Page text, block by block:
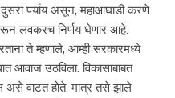
पर्याय असून, महाआघाडी करणे
करून लवकरच निर्णय घेणार आहे.
ते म्हणाले, आम्ही सरकारमध्ये
आवाज उठविला. विकासाबाबत
असे वाटत होते. मात्र तसे झाले